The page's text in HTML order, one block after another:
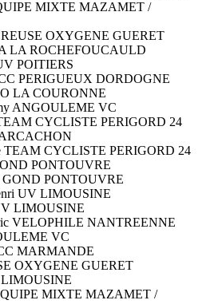
MIXTE MAZAMET /
OXYGENE GUERET
LA ROCHEFOUCAULD
POITIERS
PERIGUEUX DORDOGNE
LA COURONNE
ANGOULEME VC
CYCLISTE PERIGORD 24
TEAM CYCLISTE PERIGORD 24
PONTOUVRE
PONTOUVRE
UV LIMOUSINE
LIMOUSINE
VELOPHILE NANTREENNE
VC
MARMANDE
OXYGENE GUERET
MIXTE MAZAMET /